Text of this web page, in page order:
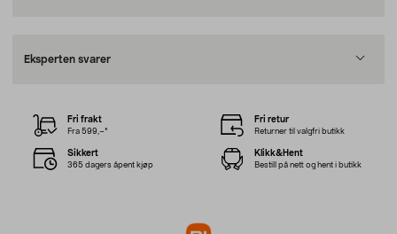
Eksperten svarer
Fri frakt
Fra 599,–*
Fri retur
Returner til valgfri butikk
Sikkert
365 dagers åpent kjøp
Klikk&Hent
Bestill på nett og hent i butikk